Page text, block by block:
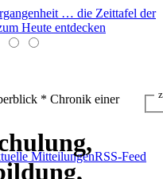
… die Zeittafel der
Heute entdecken
* Chronik einer
MitteilungenRSS-Feed